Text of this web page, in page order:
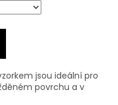
jsou ideální pro
povrchu a v